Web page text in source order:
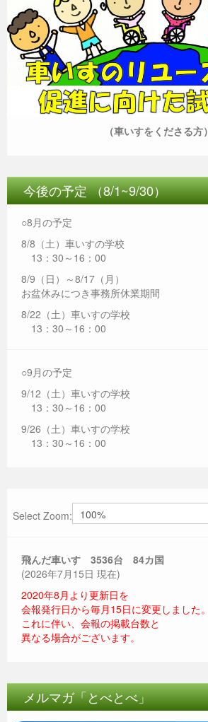
（車いすをくださる方）
今後の予定 （8/1~9/30）
○8月の予定
8/8（土）車いすの学校
13：30～16：00
8/9（日）～8/17（月）
お盆休みにつき事務所休業期間
8/22（土）車いすの学校
13：30～16：00
○9月の予定
9/12（土）車いすの学校
13：30～16：00
9/26（土）車いすの学校
13：30～16：00
Select Zoom:
飛んだ車いす 3536台 84カ国
(2026年7月15日 現在)
2020年8月より更新日を
会報発行日から毎月15日に変更しました。
これに伴い、会報の掲載台数と
異なる場合がございます。
メルマガ「とべとべ」